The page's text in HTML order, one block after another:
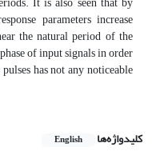
parameters increase
the natural period of the
of input signals in order
has not any noticeable
کلیدواژه‌ها English